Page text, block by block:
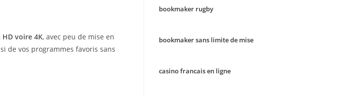
voire 4K, avec peu de mise en
de vos programmes favoris sans
bookmaker rugby
bookmaker sans limite de mise
casino francais en ligne